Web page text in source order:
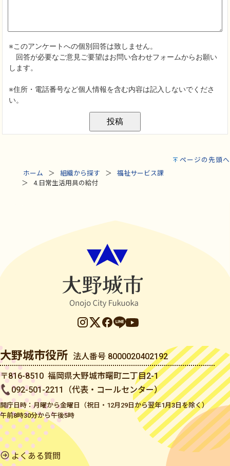
ページの先頭へ
ホーム
組織から探す
福祉サービス課
4.日常生活用具の給付
大野城市役所 法人番号 8000020402192
〒816-8510 福岡県大野城市曙町二丁目2-1
092-501-2211（代表・コールセンター）
開庁日時：月曜から金曜日（祝日・12月29日から翌年1月3日を除く）
午前8時30分から午後5時
よくある質問